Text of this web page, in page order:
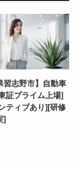
習志野市】自動車
証プライム上場]
ティブあり][研修
]